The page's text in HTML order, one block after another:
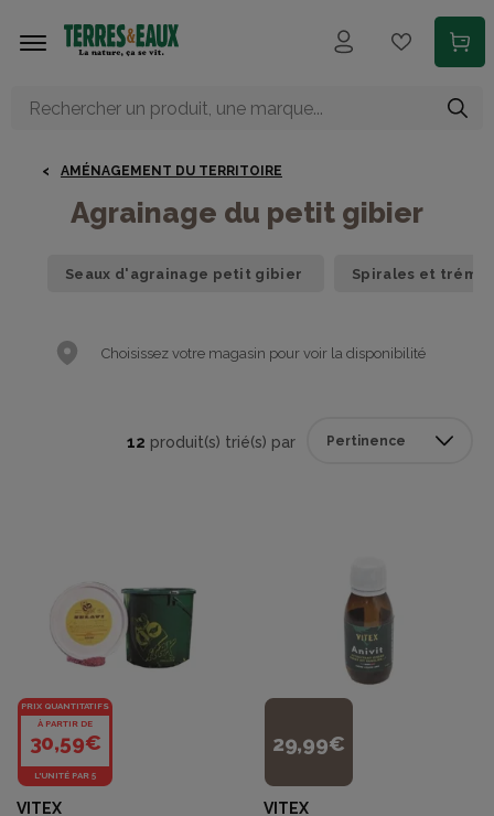
AMÉNAGEMENT DU TERRITOIRE
Agrainage du petit gibier
Seaux d'agrainage petit gibier Spirales et
Choisissez votre magasin pour voir la disponibilité
12 produit(s) trié(s) par
PRIX QUANTITATIFS
À PARTIR DE
30,59€
L'UNITÉ PAR 5
VITEX
29,99€
VITEX